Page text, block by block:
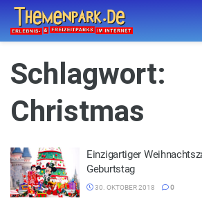
Schlagwort:
Christmas
Einzigartiger
Geburtstag
30. OKTOBER 2018 0